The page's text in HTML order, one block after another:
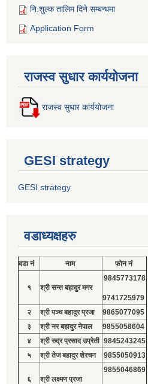
नि:शुल्क तालिम दिने सम्बन्धमा
Application Form
राजस्व सुधार कार्ययोजना
राजस्व सुधार कार्ययोजना
GESI strategy
GESI strategy
वडाध्यक्षहरु
वडा नं नाम फोन नं
१ श्री सन्त बहादुर मगर
9845773178
9741725979
२
श्री पञ्च बहादुर प्रजा
9865077095
३
श्री नर बहादुर नेपाल
9855058604
४
श्री रुद्र प्रसाद उप्रेती 9845243245
५
श्री तेज बहादुर शेरचन 9855050913
६ श्री लक्ष्मण प्रजा
9855046869